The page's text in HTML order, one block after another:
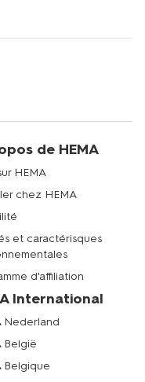
de HEMA
HEMA
chez HEMA
et caractérisques
d'affiliation
International
Nederland
België
Belgique